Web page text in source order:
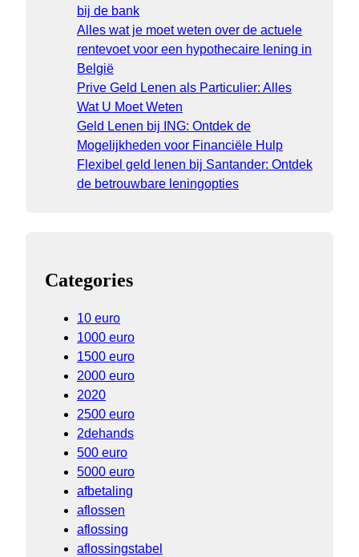
bij de bank
Alles wat je moet weten over de actuele
rentevoet voor een hypothecaire lening in
België
Prive Geld Lenen als Particulier: Alles
Wat U Moet Weten
Geld Lenen bij ING: Ontdek de
Mogelijkheden voor Financiële Hulp
Flexibel geld lenen bij Santander: Ontdek
de betrouwbare leningopties
Categories
10 euro
1000 euro
1500 euro
2000 euro
2020
2500 euro
2dehands
500 euro
5000 euro
afbetaling
aflossen
aflossing
aflossingstabel